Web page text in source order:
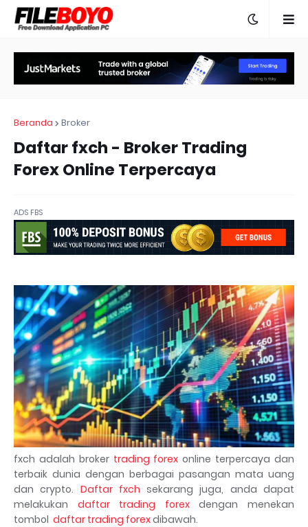
Beranda Broker
Daftar fxch - Broker Trading
Forex Online Terpercaya
ADS FBS
fxch adalah broker trading forex online terpercaya dan
terbaik dunia dengan berbagai pasangan mata uang
dan crypto. Daftar fxch sekarang juga, anda dapat
melakukan daftar trading forexdengan menekan
tombol daftar trading forexdibawah.